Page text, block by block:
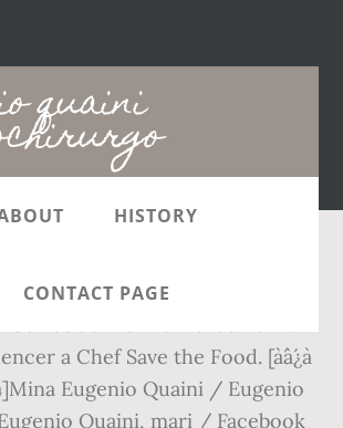
quaini
HISTORY
CONTACT PAGE
chiil cardiochirurgo marito
a Chef Save the Food. [à´à´¿à
Eugenio Quaini / Eugenio
Quaini, mari / Facebook